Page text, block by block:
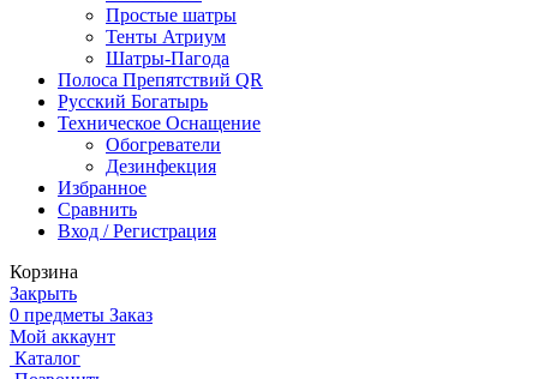
Простые шатры
Тенты Атриум
Шатры-Пагода
Полоса Препятствий QR
Русский Богатырь
Техническое Оснащение
Обогреватели
Дезинфекция
Избранное
Сравнить
Вход / Регистрация
Корзина
Закрыть
0 предметы Заказ
Мой аккаунт
Каталог